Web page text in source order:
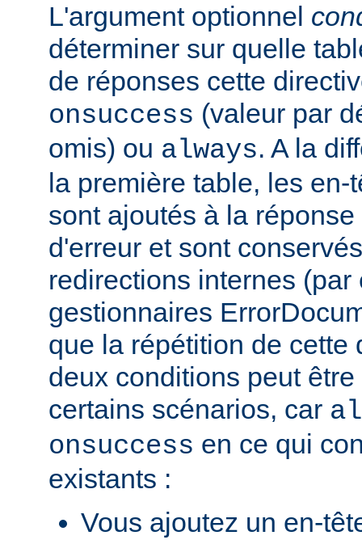
L'argument optionnel
déterminer sur quelle
de réponses cette
onsuccess (valeur par
omis) ou always. A la
la première table, les en-
sont ajoutés à la
d'erreur et sont
redirections internes (par
gestionnaires
que la répétition de cette
deux conditions peut
certains scénarios, car
onsuccess en ce qui
existants :
Vous ajoutez un en-